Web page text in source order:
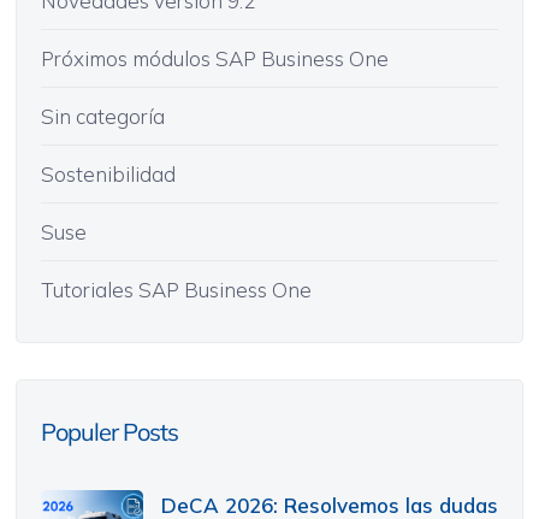
Próximos módulos SAP Business One
Sin categoría
Sostenibilidad
Suse
Tutoriales SAP Business One
Populer Posts
DeCA 2026: Resolvemos las dudas